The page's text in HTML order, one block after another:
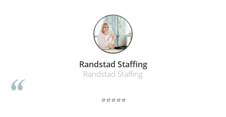
Masini de legat, indosariat si
Cafea, ceai, zahar, lapte
Casa si bucatarie
Anda Benga
Persoana fizica